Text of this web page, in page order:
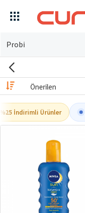
Evin
için
arıyorsun?
İndirimli Ürünler